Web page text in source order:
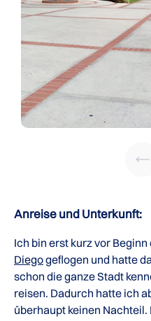
Anreise und Unterkunft:
Ich bin erst kurz vor
Diegogeflogen und hatte
schon die ganze Stadt
reisen. Dadurch hatte ich
überhaupt keinen